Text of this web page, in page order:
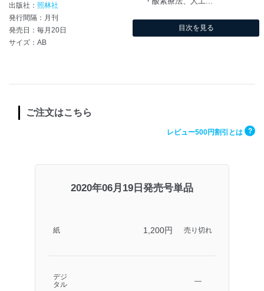
出版社： 照林社
発行間隔：月刊
発売日：毎月20日
サイズ：AB
目次を見る
ご注文はこちら
レビュー500円割引とは ?
2020年06月19日発売号単品
紙 1,200円 売り切れ
デジ
タル
―